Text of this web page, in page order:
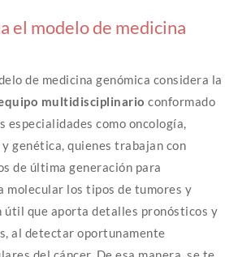
el modelo de medicina
de medicina genómica considera la
multidisciplinario conformado
especialidades como oncología,
genética, quienes trabajan con
de última generación para
molecular los tipos de tumores y
útil que aporta detalles pronósticos y
al detectar oportunamente